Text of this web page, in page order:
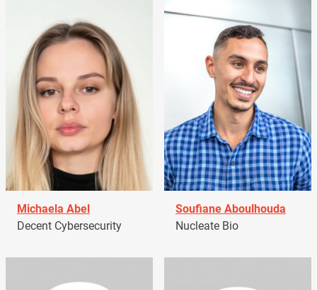
Michaela Abel
Decent Cybersecurity
Soufiane Aboulhouda
Nucleate Bio